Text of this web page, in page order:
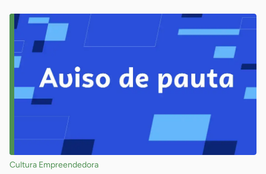
Cultura Empreendedora